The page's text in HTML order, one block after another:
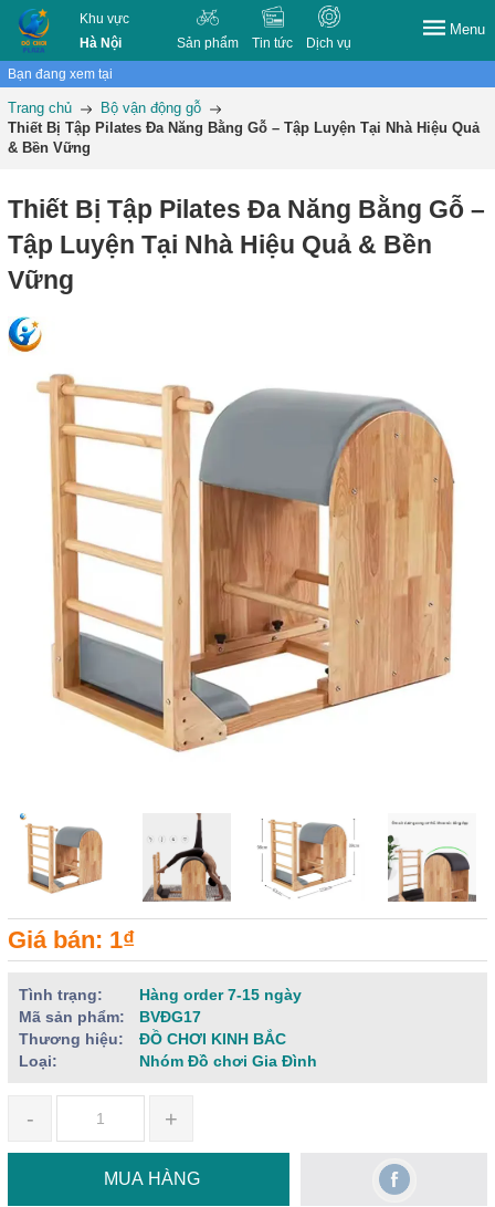
Khu vực
Hà Nội
Sản phẩm Tin tức Dịch vụ
Menu
Bạn đang xem tại
Trang chủ
Bộ vận động gỗ
Thiết Bị Tập Pilates Đa Năng Bằng Gỗ – Tập Luyện Tại Nhà Hiệu Quả
& Bền Vững
Thiết Bị Tập Pilates Đa Năng Bằng Gỗ –
Tập Luyện Tại Nhà Hiệu Quả & Bền
Vững
Giá bán: 1₫
Tình trạng:
Hàng order 7-15 ngày
Mã sản phẩm:
BVĐG17
Thương hiệu:
ĐỒ CHƠI KINH BẮC
Loại:
Nhóm Đồ chơi Gia Đình
- +
MUA HÀNG